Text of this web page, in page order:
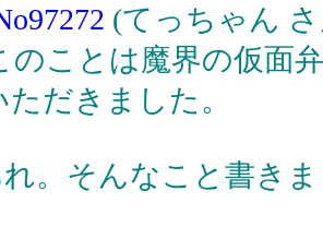
(てっちゃん
のことは魔界の仮面
ただきました。
れ。そんなこと書き